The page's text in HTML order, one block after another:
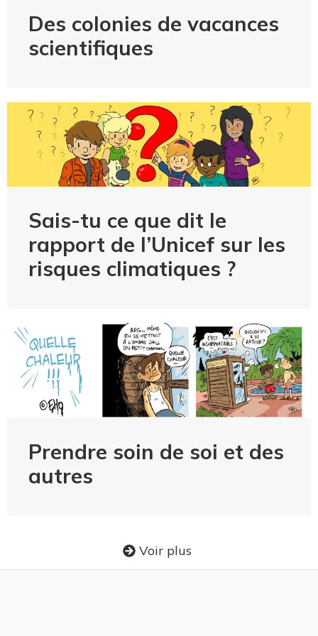
Des colonies de vacances
scientifiques
Sais-tu ce que dit le
rapport de l’Unicef sur les
risques climatiques ?
Prendre soin de soi et des
autres
Voir plus